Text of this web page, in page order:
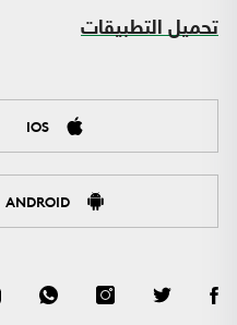
تحميل التطبيقات
IOS
ANDROID